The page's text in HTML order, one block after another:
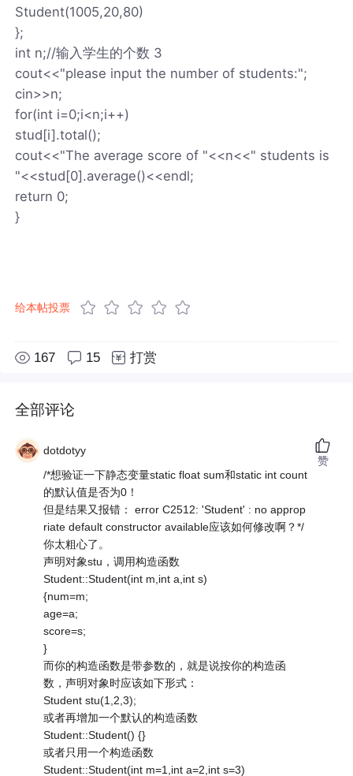
Student(1005,20,80)
};
int n;//输入学生的个数 3
cout<<"please input the number of students:";
cin>>n;
for(int i=0;i<n;i++)
stud[i].total();
cout<<"The average score of "<<n<<" students is
"<<stud[0].average()<<endl;
return 0;
}
给本帖投票
167 15 打赏
全部评论
dotdotyy
/*想验证一下静态变量static float sum和static int count
的默认值是否为0！
但是结果又报错： error C2512: 'Student' : no approp
riate default constructor available应该如何修改啊？*/
你太粗心了。
声明对象stu，调用构造函数
Student::Student(int m,int a,int s)
{num=m;
age=a;
score=s;
}
而你的构造函数是带参数的，就是说按你的构造函
数，声明对象时应该如下形式：
Student stu(1,2,3);
或者再增加一个默认的构造函数
Student::Student() {}
或者只用一个构造函数
Student::Student(int m=1,int a=2,int s=3)
赞